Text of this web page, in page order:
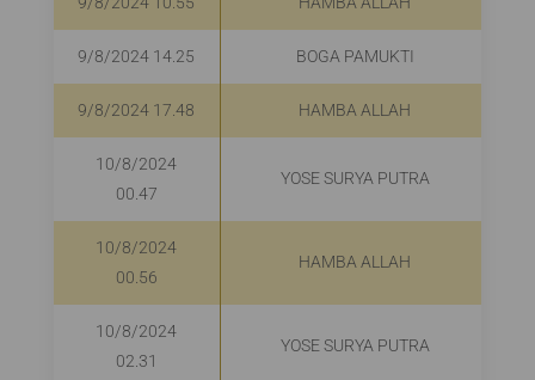
9/8/2024 14.25 BOGA PAMUKTI
9/8/2024 17.48 HAMBA ALLAH
10/8/2024
00.47
YOSE SURYA PUTRA
10/8/2024
00.56
HAMBA ALLAH
10/8/2024
02.31
YOSE SURYA PUTRA